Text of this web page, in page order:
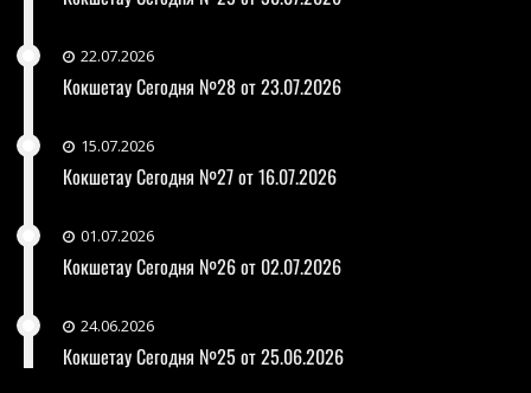
22.07.2026
Кокшетау Сегодня №28 от 23.07.2026
15.07.2026
Кокшетау Сегодня №27 от 16.07.2026
01.07.2026
Кокшетау Сегодня №26 от 02.07.2026
24.06.2026
Кокшетау Сегодня №25 от 25.06.2026